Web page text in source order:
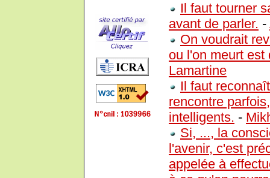
Il faut tourner
avant de parler. -
On voudrait
ou l'on meurt
Lamartine
Il faut
rencontre
intelligents. -
Si, ..., la
l'avenir, c'est
appelée à